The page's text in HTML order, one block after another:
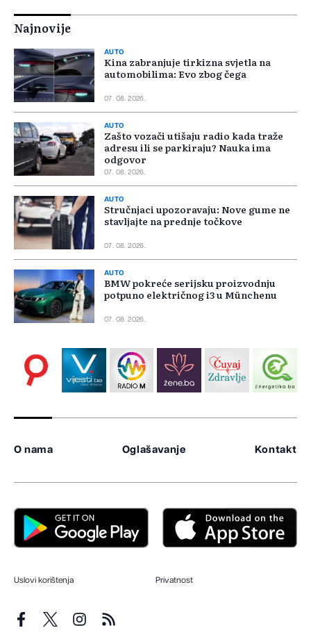
Najnovije
AUTO
Kina zabranjuje tirkizna svjetla na
automobilima: Evo zbog čega
07. 08. 2026.
AUTO
Zašto vozači utišaju radio kada traže
adresu ili se parkiraju? Nauka ima
odgovor
07. 08. 2026.
AUTO
Stručnjaci upozoravaju: Nove gume ne
stavljajte na prednje točkove
07. 08. 2026.
AUTO
BMW pokreće serijsku proizvodnju
potpuno električnog i3 u Münchenu
07. 08. 2026.
O nama Oglašavanje Kontakt
Uslovi korištenja Privatnost